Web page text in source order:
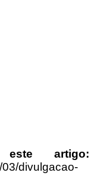
artigo:
divulgacao-